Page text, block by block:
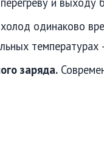
одинаково
заряда.